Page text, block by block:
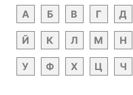
А
Б В Г Д
Й К Л М Н
У Ф Х Ц Ч